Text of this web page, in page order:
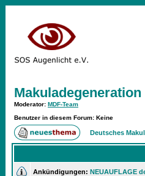
Makuladegeneration
Moderator: MDF-Team
Benutzer in diesem Forum: Keine
Deutsches
Ankündigungen: NEUAUFLAGE